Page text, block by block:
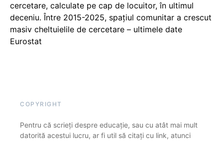
cercetare, calculate pe cap de locuitor, în ultimul
deceniu. Între 2015-2025, spațiul comunitar a crescut
masiv cheltuielile de cercetare – ultimele date
Eurostat
COPYRIGHT
Pentru că scrieți despre educație, sau cu atât mai mult
datorită acestui lucru, ar fi util să citați cu link, atunci